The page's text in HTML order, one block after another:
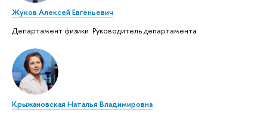
Жуков Алексей Евгеньевич
Департамент физики: Руководитель департамента
Крыжановская Наталья Владимировна